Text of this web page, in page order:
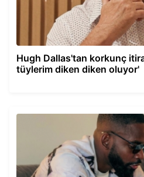
Hugh Dallas'tan korkunç
tüylerim diken diken oluyor'